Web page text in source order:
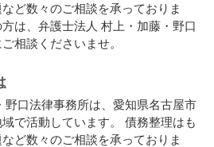
ど数々のご相談を承っておりま
は、弁護士法人 村上・加藤・野口
相談くださいませ。
野口法律事務所は、愛知県名古屋市
で活動しています。 債務整理はも
ど数々のご相談を承っておりま